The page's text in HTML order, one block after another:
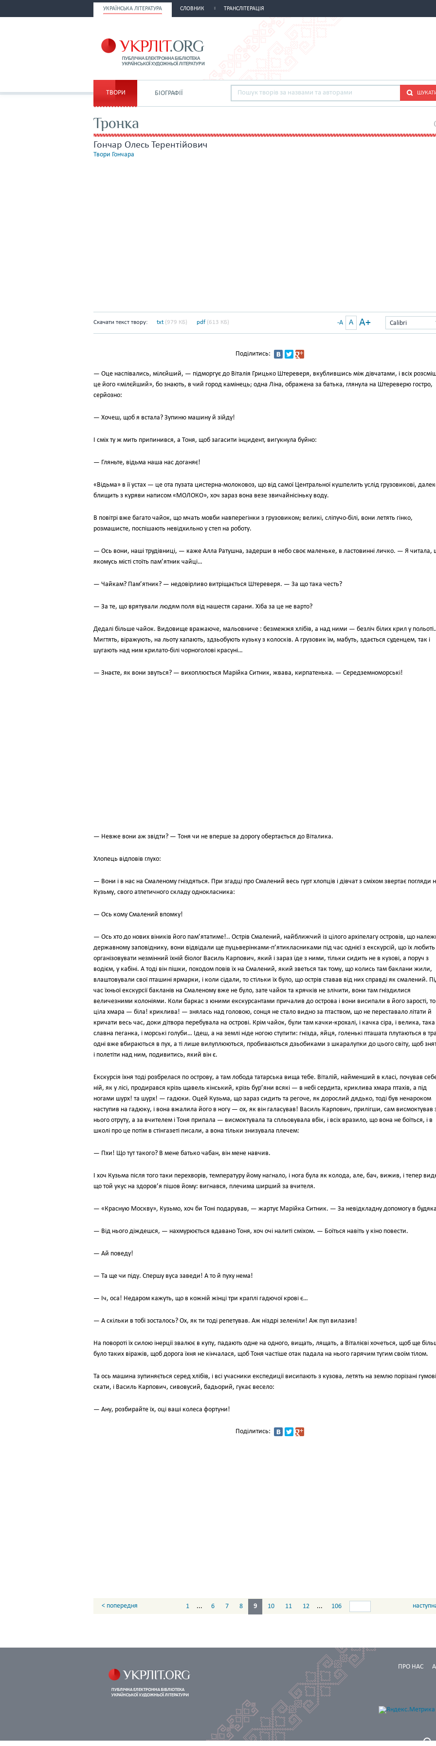
УКРАЇНСЬКА ЛІТЕРАТУРА СЛОВНИК ТРАНСЛІТЕРАЦІЯ
ТВОРИ БІОГРАФІЇ
Тронка
Гончар Олесь Терентійович
Твори Гончара
Скачати текст твору: txt (979 КБ) pdf (613 КБ) Calibri
-A A A+
Поділитись:
— Оце наспівались, мілєйший, — підморгує до Віталія Грицько Штереверя, вкублившись між дівчатами, і всіх
це його «мілєйший», бо знають, в чий город камінець; одна Ліна, ображена за батька, глянула на Штереверю гостро,
серйозно:
— Хочеш, щоб я встала? Зупиню машину й зійду!
І сміх ту ж мить припинився, а Тоня, щоб загасити інцидент, вигукнула буйно:
— Гляньте, відьма наша нас доганяє!
«Відьма» в її устах — це ота пузата цистерна-молоковоз, що від самої Центральної кушпелить услід грузовикові,
блищить з куряви написом «МОЛОКО», хоч зараз вона везе звичайнісіньку воду.
В повітрі вже багато чайок, що мчать мовби навперегінки з грузовиком; великі, сліпучо-білі, вони летять гінко,
розмашисте, поспішають невідхильно у степ на роботу.
— Ось вони, наші трудівниці, — каже Алла Ратушна, задерши в небо своє маленьке, в ластовинні личко. — Я читала,
якомусь місті стоїть пам’ятник чайці…
— Чайкам? Пам’ятник? — недовірливо витріщається Штереверя. — За що така честь?
— За те, що врятували людям поля від нашестя сарани. Хіба за це не варто?
Дедалі більше чайок. Видовище вражаюче, мальовниче : безмежжя хлібів, а над ними — безліч білих крил у
Мигтять, віражують, на льоту хапають, здзьобують кузьку з колосків. А грузовик їм, мабуть, здається суденцем, так і
шугають над ним крилато-білі чорноголові красуні…
— Знаєте, як вони звуться? — вихоплюється Марійка Ситник, жвава, кирпатенька. — Середземноморські!
— Невже вони аж звідти? — Тоня чи не вперше за дорогу обертається до Віталика.
Хлопець відповів глухо:
— Вони і в нас на Смаленому гніздяться. При згадці про Смалений весь гурт хлопців і дівчат з сміхом звертає погляди
Кузьму, свого атлетичного складу однокласника:
— Ось кому Смалений впомку!
— Ось хто до нових віників його пам’ятатиме!.. Острів Смалений, найближчий із цілого архіпелагу островів, що
державному заповіднику, вони відвідали ще пуцьверінками-п’ятикласниками під час однієї з екскурсій, що їх любить
організовувати незмінний їхній біолог Василь Карпович, який і зараз їде з ними, тільки сидить не в кузові, а поруч з
водієм, у кабіні. А тоді він пішки, походом повів їх на Смалений, який зветься так тому, що колись там баклани жили,
влаштовували свої пташині ярмарки, і коли сідали, то стільки їх було, що острів ставав від них справді як смалений.
час їхньої екскурсії бакланів на Смаленому вже не було, зате чайок та крячків не злічити, вони там гніздилися
величезними колоніями. Коли баркас з юними екскурсантами причалив до острова і вони висипали в його зарості, то
ціла хмара — біла! криклива! — знялась над головою, сонця не стало видно за птаством, що не переставало літати й
кричати весь час, доки дітвора перебувала на острові. Крім чайок, були там качки-крохалі, і качка сіра, і велика, така
славна пеганка, і морські голуби… Ідеш, а на землі ніде ногою ступити: гнізда, яйця, голенькі пташата плутаються в
одні вже вбираються в пух, а ті лише вилуплюються, пробиваються дзьобиками з шкаралупки до цього світу, щоб
і полетіти над ним, подивитись, який він є.
Екскурсія їхня тоді розбрелася по острову, а там лобода татарська вища тебе. Віталій, найменший в класі, почував
ній, як у лісі, продирався крізь щавель кінський, крізь бур’яни всякі — в небі сердита, криклива хмара птахів, а під
ногами шурх! та шурх! — гадюки. Оцей Кузьма, що зараз сидить та регоче, як дорослий дядько, тоді був ненароком
наступив на гадюку, і вона вжалила його в ногу — ох, як він галасував! Василь Карпович, прилігши, сам висмоктував
нього отруту, а за вчителем і Тоня припала — висмоктувала та спльовувала вбік, і всіх вразило, що вона не боїться, і в
школі про це потім в стінгазеті писали, а вона тільки знизувала плечем:
— Пхи! Що тут такого? В мене батько чабан, він мене навчив.
І хоч Кузьма після того таки перехворів, температуру йому нагнало, і нога була як колода, але, бач, вижив, і тепер
що той укус на здоров’я пішов йому: вигнався, плечима ширший за вчителя.
— «Красную Москву», Кузьмо, хоч би Тоні подарував, — жартує Марійка Ситник. — За невідкладну допомогу в
— Від нього діждешся, — нахмурюється вдавано Тоня, хоч очі налиті сміхом. — Боїться навіть у кіно повести.
— Ай поведу!
— Та ще чи піду. Спершу вуса заведи! А то й пуху нема!
— Іч, оса! Недаром кажуть, що в кожній жінці три краплі гадючої крові є…
— А скільки в тобі зосталось? Ох, як ти тоді репетував. Аж ніздрі зеленіли! Аж пуп вилазив!
На повороті їх силою інерції звалює в купу, падають одне на одного, вищать, лящать, а Віталієві хочеться, щоб ще
було таких віражів, щоб дорога їхня не кінчалася, щоб Тоня частіше отак падала на нього гарячим тугим своїм тілом.
Та ось машина зупиняється серед хлібів, і всі учасники експедиції висипають з кузова, летять на землю порізані гумові
скати, і Василь Карпович, сивовусий, бадьорий, гукає весело:
— Ану, розбирайте їх, оці ваші колеса фортуни!
Поділитись:
< попередня 1 ... 6 7 8 9 10 11 12 ... 106
ПРО НАС